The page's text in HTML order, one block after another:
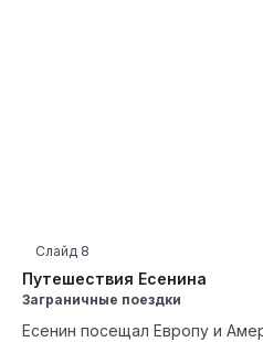
Путешествия Есенина
Слайд 8
Заграничные поездки
Есенин посещал Европу и